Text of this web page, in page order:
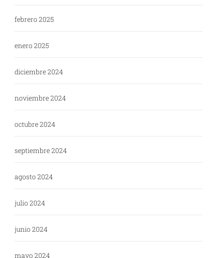
febrero 2025
enero 2025
diciembre 2024
noviembre 2024
octubre 2024
septiembre 2024
agosto 2024
julio 2024
junio 2024
mayo 2024